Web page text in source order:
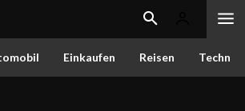
Einkaufen Reisen Techn